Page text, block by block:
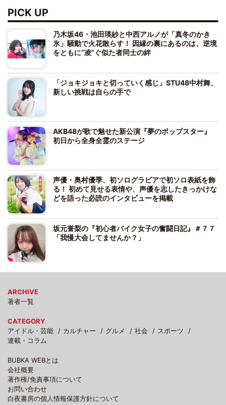
PICK UP
乃木坂46・池田瑛紗と中西アルノが「真冬のかき
氷」騒動で火花散らす！ 因縁の裏にあるのは、逆境
をともに“凌”ぐ似た者同士の絆
「ジョキジョキと切っていく感じ」STU48中村舞、
新しい挑戦は自らの手で
AKB48が歌で魅せた新公演『夢のポップスター』
初日から全身全霊のステージ
声優・奥村優季、初ソログラビアで初ソロ表紙を飾
る！ 初めて見せる表情や、声優を志したきっかけな
どを語った必読のインタビューを掲載
坂元誉梨の『初心者バイク女子の奮闘日記』＃７７
「我慢大会してませんか？」
ARCHIVE
著者一覧
CATEGORY
アイドル・芸能
カルチャー グルメ 社会
スポーツ
連載・コラム
BUBKA WEBとは
会社概要
著作権/免責事項について
お問い合わせ
白夜書房の個人情報保護方針について